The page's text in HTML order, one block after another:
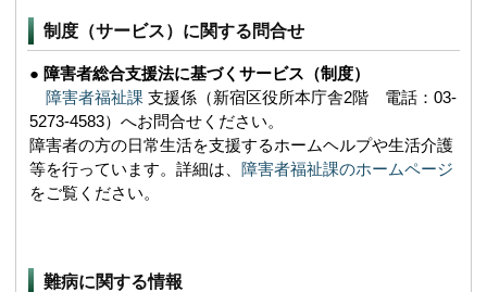
制度（サービス）に関する問合せ
● 障害者総合支援法に基づくサービス（制度）
障害者福祉課 支援係（新宿区役所本庁舎2階 電話：03-
5273-4583）へお問合せください。
障害者の方の日常生活を支援するホームヘルプや生活介護
等を行っています。詳細は、障害者福祉課のホームページ
をご覧ください。
難病に関する情報